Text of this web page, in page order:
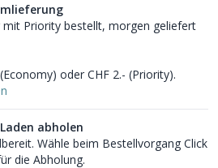
mit Priority bestellt, morgen geliefert
oder CHF 2.- (Priority).
abholen
Wähle beim Bestellvorgang Click
die Abholung.